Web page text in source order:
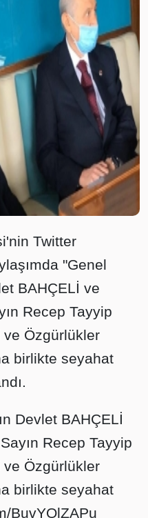
Twitter
"Genel
BAHÇELİ ve
Recep Tayyip
ve Özgürlükler
birlikte seyahat
Devlet BAHÇELİ
Recep Tayyip
ve Özgürlükler
birlikte seyahat
BuvYQlZAPu